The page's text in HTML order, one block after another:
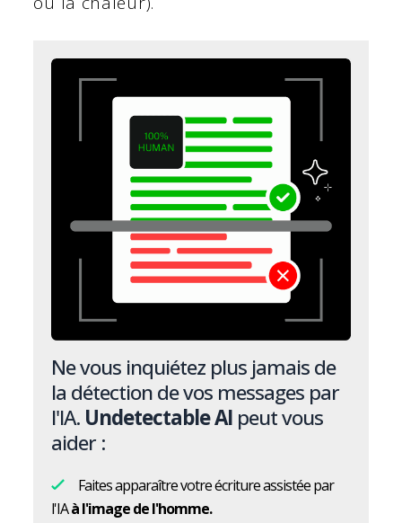
Ne vous inquiétez plus jamais de
la détection de vos messages par
l'IA. Undetectable AI peut vous
aider :
Faites apparaître votre écriture assistée par
l'IAà l'image de l'homme.